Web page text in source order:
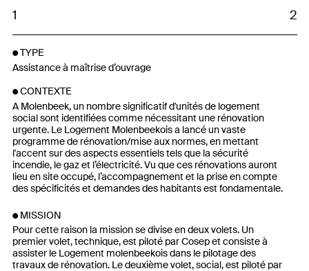
1 2
TYPE
Assistance à maîtrise d’ouvrage
CONTEXTE
A Molenbeek, un nombre significatif d'unités de logement
social sont identifiées comme nécessitant une rénovation
urgente. Le Logement Molenbeekois a lancé un vaste
programme de rénovation/mise aux normes, en mettant
l'accent sur des aspects essentiels tels que la sécurité
incendie, le gaz et l’électricité. Vu que ces rénovations auront
lieu en site occupé, l’accompagnement et la prise en compte
des spécificités et demandes des habitants est fondamentale.
MISSION
Pour cette raison la mission se divise en deux volets. Un
premier volet, technique, est piloté par Cosep et consiste à
assister le Logement molenbeekois dans le pilotage des
travaux de rénovation. Le deuxième volet, social, est piloté par